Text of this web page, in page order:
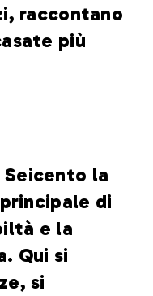
raccontano
più
la
di
e la
Qui si
si